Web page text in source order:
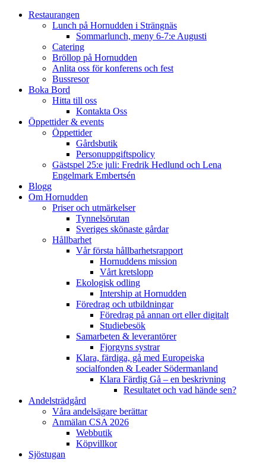
Restaurangen
Lunch på Hornudden i Strängnäs
Sommarlunch, meny 6-7:e Augusti
Catering
Bröllop på Hornudden
Anlita oss för konferens och fest
Bussresor
Boka Bord
Hitta till oss
Kontakta Oss
Öppettider & events
Öppettider
Gårdsbutik
Personuppgiftspolicy
Gästspel 25:e juli: Fredrik Hedlund och Lena
Engelmark Embertsén
Blogg
Om Hornudden
Priser och utmärkelser
Tynnelsörutan
Sveriges skönaste gårdar
Hållbarhet
Vår första hållbarhetsrapport
Hornuddens mission
Vårt kretslopp
Ekologisk odling
Intership at Hornudden
Föredrag och utbildningar
Föredrag på annan ort eller digitalt
Studiebesök
Samarbeten & leverantörer
Fjorgyns systrar
Klara, färdiga, gå med Europeiska
socialfonden & Leader Södermanland
Klara Färdig Gå – en beskrivning
Resultatet och vad hände sen?
Andelsträdgård
Våra andelsägare berättar
Anmälan CSA 2026
Webbutik
Köpvillkor
Sjöstugan